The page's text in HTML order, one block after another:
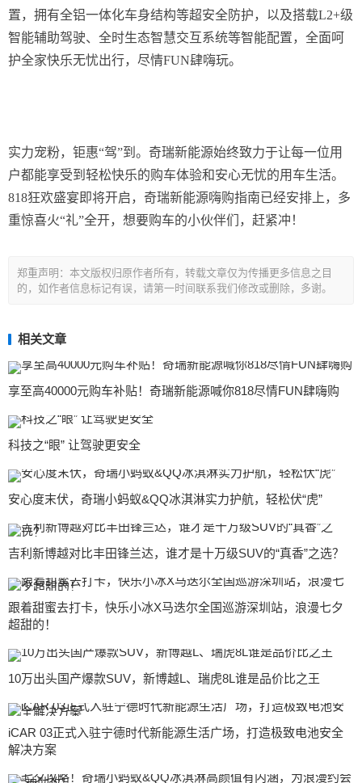
置，拥有全铝一体化车身结构等超安全防护，以及搭载L2+级
智能辅助驾驶、全时生态智慧交互系统等智能配置，全面呵
护全家快乐无忧出行，尽情FUN肆嗨玩。
实力宠粉，钜惠“驾”到。奇瑞新能源始终致力于让每一位用
户都能享受到轻松快乐的购车体验和安心无忧的用车生活。
818狂欢盛宴即将开启，奇瑞新能源嗨购指南已经安排上，多
重惊喜火“礼”全开，想要购车的小伙伴们，赶紧冲！
郑重声明：本文版权归原作者所有，转载文章仅为传播更多信息之目
的，如作者信息标记有误，请第一时间联系我们修改或删除，多谢。
相关文章
享至高40000元购车补贴！奇瑞新能源喊你818尽情FUN肆嗨购
科技之“眼” 让驾驶更安全
安心度末伏，奇瑞小蚂蚁&QQ冰淇淋实力护航，轻松伏“虎”
吉利新博越对比丰田锋兰达，谁才是十万级SUV的“真香”之选？
跟着甜蜜去打卡，快乐小冰X马迭尔全国巡游深圳站，浪漫七夕
超甜的！
10万出头国产爆款SUV，新博越L、瑞虎8L谁是品价比之王
iCAR 03正式入驻宁德时代新能源生活广场，打造极致电池安全
解决方案